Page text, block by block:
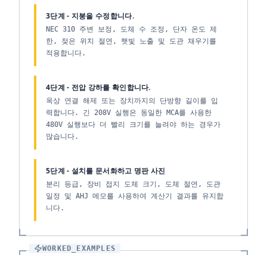
3단계 - 지붕을 수정합니다.
NEC 310 주변 보정, 도체 수 조정, 단자 온도 제
한, 젖은 위치 절연, 햇빛 노출 및 도관 채우기를
적용합니다.
4단계 - 전압 강하를 확인합니다.
옥상 연결 해제 또는 장치까지의 단방향 길이를 입
력합니다. 긴 208V 실행은 동일한 MCA를 사용한
480V 실행보다 더 빨리 크기를 늘려야 하는 경우가
많습니다.
5단계 - 설치를 문서화하고 명판 사진
분리 등급, 장비 접지 도체 크기, 도체 절연, 도관
일정 및 AHJ 메모를 사용하여 계산기 결과를 유지합
니다.
WORKED_EXAMPLES